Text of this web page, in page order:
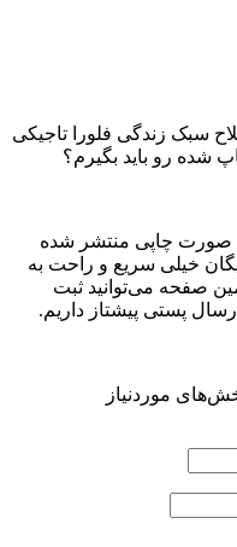
سبک زندگی فلورا تاجیکی
شده رو باید بگیرم؟
صورت چاپی منتشر شده
خیلی سریع و راحت به
صفحه می‌توانید ثبت
پستی پیشتاز داریم.
موردنیاز